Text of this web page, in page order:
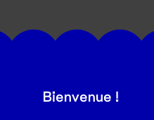
du
Bienvenue !